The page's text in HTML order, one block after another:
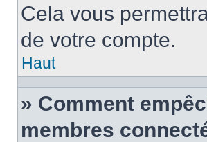
Cela vous
de votre compte.
Haut
» Comment
membres